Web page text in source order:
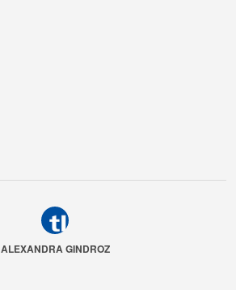
ALEXANDRA GINDROZ